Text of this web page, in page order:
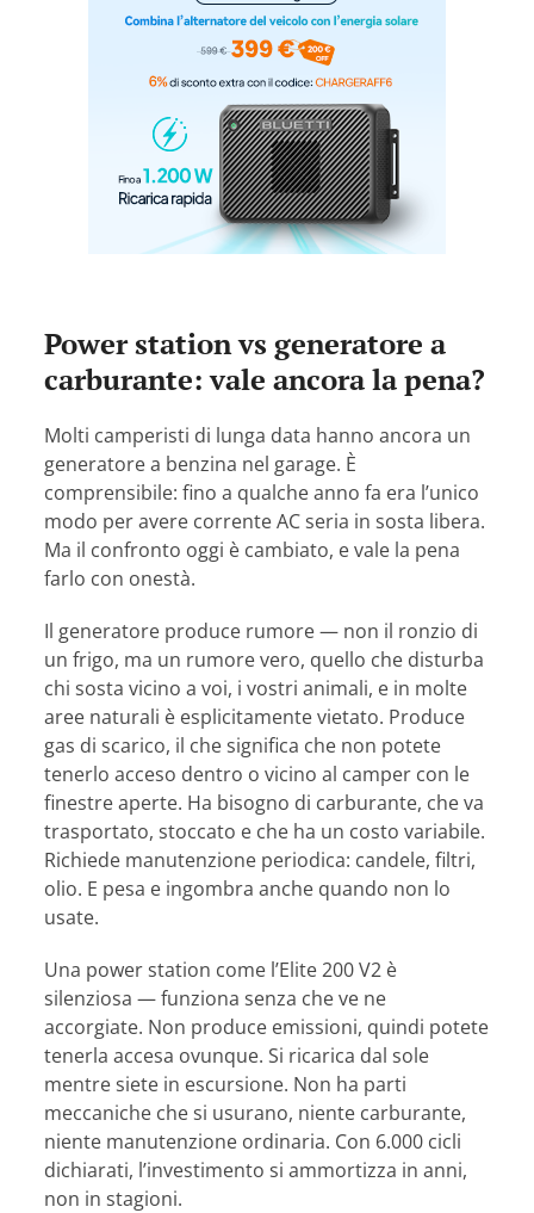
Power station vs generatore a
carburante: vale ancora la pena?
Molti camperisti di lunga data hanno ancora un
generatore a benzina nel garage. È
comprensibile: fino a qualche anno fa era l’unico
modo per avere corrente AC seria in sosta libera.
Ma il confronto oggi è cambiato, e vale la pena
farlo con onestà.
Il generatore produce rumore — non il ronzio di
un frigo, ma un rumore vero, quello che disturba
chi sosta vicino a voi, i vostri animali, e in molte
aree naturali è esplicitamente vietato. Produce
gas di scarico, il che significa che non potete
tenerlo acceso dentro o vicino al camper con le
finestre aperte. Ha bisogno di carburante, che va
trasportato, stoccato e che ha un costo variabile.
Richiede manutenzione periodica: candele, filtri,
olio. E pesa e ingombra anche quando non lo
usate.
Una power station come l’Elite 200 V2 è
silenziosa — funziona senza che ve ne
accorgiate. Non produce emissioni, quindi potete
tenerla accesa ovunque. Si ricarica dal sole
mentre siete in escursione. Non ha parti
meccaniche che si usurano, niente carburante,
niente manutenzione ordinaria. Con 6.000 cicli
dichiarati, l’investimento si ammortizza in anni,
non in stagioni.